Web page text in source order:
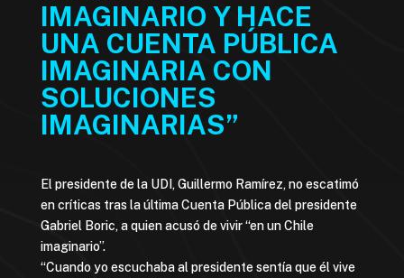
IMAGINARIO Y HACE
UNA CUENTA PÚBLICA
IMAGINARIA CON
SOLUCIONES
IMAGINARIAS”
El presidente de la UDI, Guillermo Ramírez, no escatimó
en críticas tras la última Cuenta Pública del presidente
Gabriel Boric, a quien acusó de vivir “en un Chile
imaginario”.
“Cuando yo escuchaba al presidente sentía que él vive